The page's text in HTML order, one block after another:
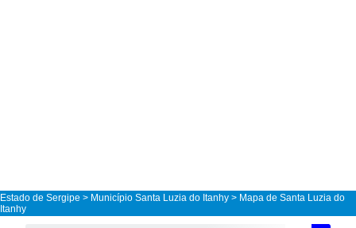
Estado de Sergipe > Município Santa Luzia do Itanhy > Mapa de Santa Luzia do
Itanhy